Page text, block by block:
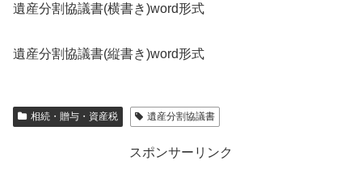
遺産分割協議書(横書き)word形式
遺産分割協議書(縦書き)word形式
相続・贈与・資産税 遺産分割協議書
スポンサーリンク